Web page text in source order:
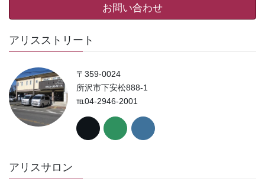
お問い合わせ
アリスストリート
〒359-0024
所沢市下安松888-1
℡04-2946-2001
アリスサロン